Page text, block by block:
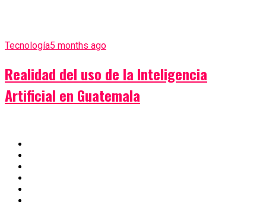
Tecnología5 months ago
Realidad del uso de la Inteligencia
Artificial en Guatemala